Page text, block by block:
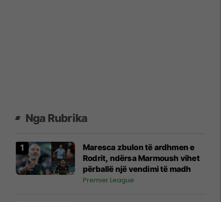
Nga Rubrika
Maresca zbulon të ardhmen e
Rodrit, ndërsa Marmoush vihet
përballë një vendimi të madh
Premier League